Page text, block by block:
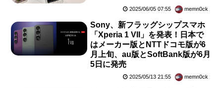
2025/06/05 07:55 memn0ck
Sony、新フラッグシップスマホ
「Xperia 1 VII」を発表！日本で
はメーカー版とNTTドコモ版が6
月上旬、au版とSoftBank版が6月
5日に発売
2025/05/13 21:55 memn0ck